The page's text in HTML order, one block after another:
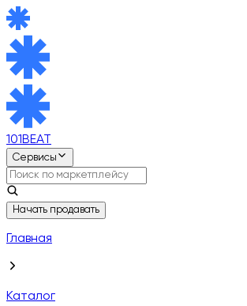
101BEAT
Сервисы
Начать продавать
Главная
Каталог